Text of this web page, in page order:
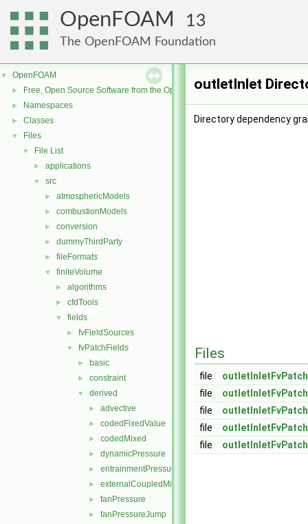
OpenFOAM 13
The OpenFOAM Foundation
▼ OpenFOAM
► Free, Open Source Software from the OpenFOAM Foundation
► Namespaces
► Classes
▼ Files
▼ File List
► applications
▼ src
► atmosphericModels
► combustionModels
► conversion
► dummyThirdParty
► fileFormats
▼ finiteVolume
► algorithms
► cfdTools
▼ fields
► fvFieldSources
▼ fvPatchFields
► basic
► constraint
▼ derived
► advective
► codedFixedValue
► codedMixed
► dynamicPressure
► entrainmentPressure
► externalCoupledMixed
► fanPressure
► fanPressureJump
outletInlet
Directory dependency
Files
file
file
file
file
file